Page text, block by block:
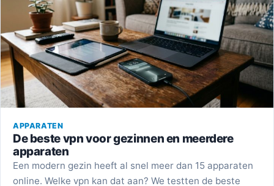
APPARATEN
De beste vpn voor gezinnen en meerdere
apparaten
Een modern gezin heeft al snel meer dan 15 apparaten
online. Welke vpn kan dat aan? We testten de beste